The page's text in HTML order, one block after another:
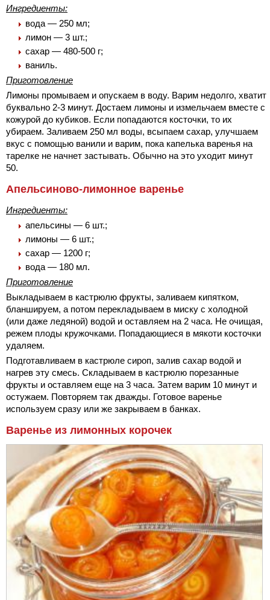
Ингредиенты:
вода — 250 мл;
лимон — 3 шт.;
сахар — 480-500 г;
ваниль.
Приготовление
Лимоны промываем и опускаем в воду. Варим недолго, хватит
буквально 2-3 минут. Достаем лимоны и измельчаем вместе с
кожурой до кубиков. Если попадаются косточки, то их
убираем. Заливаем 250 мл воды, всыпаем сахар, улучшаем
вкус с помощью ванили и варим, пока капелька варенья на
тарелке не начнет застывать. Обычно на это уходит минут
50.
Апельсиново-лимонное варенье
Ингредиенты:
апельсины — 6 шт.;
лимоны — 6 шт.;
сахар — 1200 г;
вода — 180 мл.
Приготовление
Выкладываем в кастрюлю фрукты, заливаем кипятком,
бланшируем, а потом перекладываем в миску с холодной
(или даже ледяной) водой и оставляем на 2 часа. Не очищая,
режем плоды кружочками. Попадающиеся в мякоти косточки
удаляем.
Подготавливаем в кастрюле сироп, залив сахар водой и
нагрев эту смесь. Складываем в кастрюлю порезанные
фрукты и оставляем еще на 3 часа. Затем варим 10 минут и
остужаем. Повторяем так дважды. Готовое варенье
используем сразу или же закрываем в банках.
Варенье из лимонных корочек